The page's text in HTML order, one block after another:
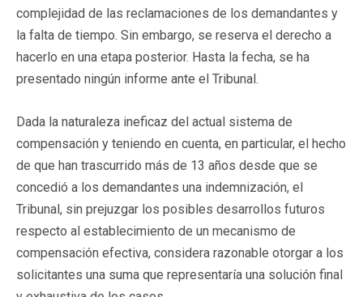
complejidad de las reclamaciones de los demandantes y
la falta de tiempo. Sin embargo, se reserva el derecho a
hacerlo en una etapa posterior. Hasta la fecha, se ha
presentado ningún informe ante el Tribunal.
Dada la naturaleza ineficaz del actual sistema de
compensación y teniendo en cuenta, en particular, el hecho
de que han trascurrido más de 13 años desde que se
concedió a los demandantes una indemnización, el
Tribunal, sin prejuzgar los posibles desarrollos futuros
respecto al establecimiento de un mecanismo de
compensación efectiva, considera razonable otorgar a los
solicitantes una suma que representaría una solución final